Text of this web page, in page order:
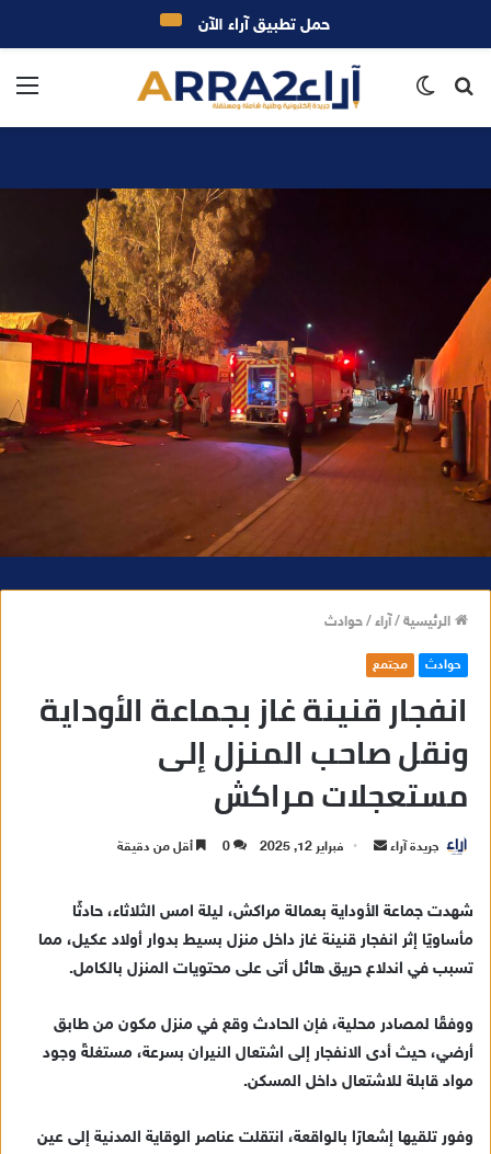
بحث
الرئيسية/آراء/حوادث
حوادث مجتمع
انفجار قنينة غاز بجماعة الأوداية
ونقل صاحب المنزل إلى
مستعجلات مراكش
جريدة آراء
س
ب
ر
د
ا
إ
ك
فبراير 12, 2025 0 أقل من دقيقة
شهدت جماعة الأوداية بعمالة مراكش، ليلة امس الثلاثاء، حادثًا
مأساويًا إثر انفجار قنينة غاز داخل منزل بسيط بدوار أولاد عكيل، مما
تسبب في اندلاع حريق هائل أتى على محتويات المنزل بالكامل.
ووفقًا لمصادر محلية، فإن الحادث وقع في منزل مكون من طابق
أرضي، حيث أدى الانفجار إلى اشتعال النيران بسرعة، مستغلةً وجود
مواد قابلة للاشتعال داخل المسكن.
وفور تلقيها إشعارًا بالواقعة، انتقلت عناصر الوقاية المدنية إلى عين
حمل تطبيق آراء الآن